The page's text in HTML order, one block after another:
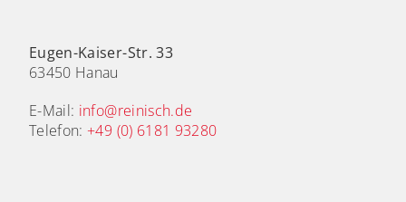
Eugen-Kaiser-Str. 33
63450 Hanau
E-Mail: info@reinisch.de
Telefon: +49 (0) 6181 93280